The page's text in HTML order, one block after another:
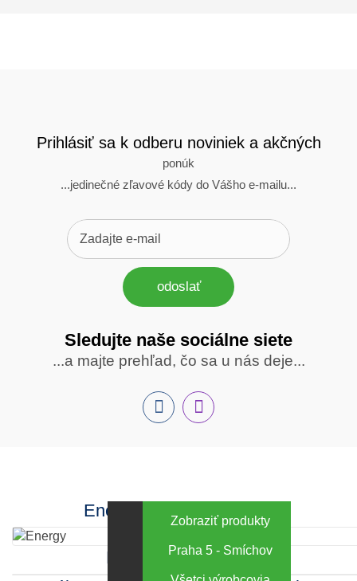
Prihlásiť sa k odberu noviniek a akčných
ponúk
...jedinečné zľavové kódy do Vášho e-mailu...
odoslať
Sledujte
nás
Sledujte naše sociálne siete
...a majte prehľad, čo sa u nás deje...
FacebookINstagram
Energy za výhodné ceny
Zobraziť produkty
Kamenná predajňa
Praha 5 - Smíchov